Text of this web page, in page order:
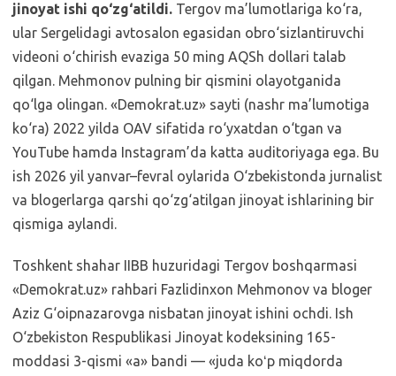
jinoyat ishi qo‘zg‘atildi. Tergov ma’lumotlariga ko‘ra,
ular Sergelidagi avtosalon egasidan obro‘sizlantiruvchi
videoni o‘chirish evaziga 50 ming AQSh dollari talab
qilgan. Mehmonov pulning bir qismini olayotganida
qo‘lga olingan. «Demokrat.uz» sayti (nashr ma’lumotiga
ko‘ra) 2022 yilda OAV sifatida ro‘yxatdan o‘tgan va
YouTube hamda Instagram’da katta auditoriyaga ega. Bu
ish 2026 yil yanvar–fevral oylarida O‘zbekistonda jurnalist
va blogerlarga qarshi qo‘zg‘atilgan jinoyat ishlarining bir
qismiga aylandi.
Toshkent shahar IIBB huzuridagi Tergov boshqarmasi
«Demokrat.uz» rahbari Fazlidinxon Mehmonov va bloger
Aziz G‘oipnazarovga nisbatan jinoyat ishini ochdi. Ish
O‘zbekiston Respublikasi Jinoyat kodeksining 165-
moddasi 3-qismi «a» bandi — «juda koʻp miqdorda